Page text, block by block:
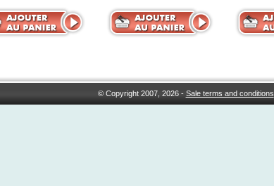
© Copyright 2007, 2026 - Sale terms and conditions